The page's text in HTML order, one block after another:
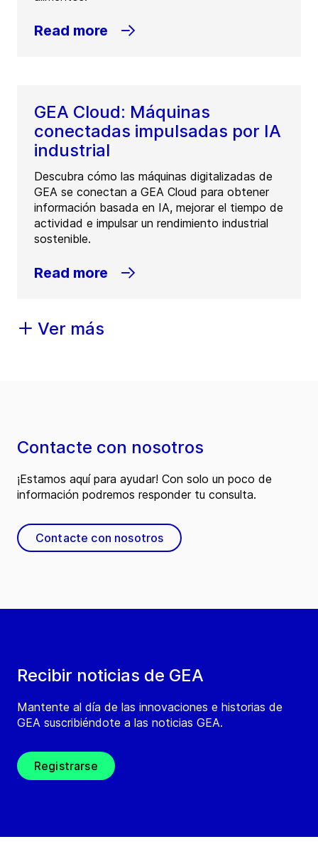
Read more
GEA Cloud: Máquinas
conectadas impulsadas por IA
industrial
Descubra cómo las máquinas digitalizadas de
GEA se conectan a GEA Cloud para obtener
información basada en IA, mejorar el tiempo de
actividad e impulsar un rendimiento industrial
sostenible.
Read more
Ver más
Recibir noticias de GEA
Mantente al día de las innovaciones e historias de
GEA suscribiéndote a las noticias GEA.
Registrarse
Contacte con nosotros
¡Estamos aquí para ayudar! Con solo un poco de
información podremos responder tu consulta.
Contacte con nosotros